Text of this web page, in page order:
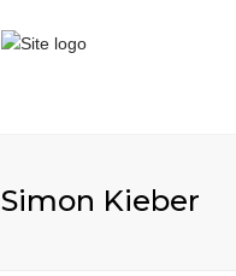
Simon Kieber